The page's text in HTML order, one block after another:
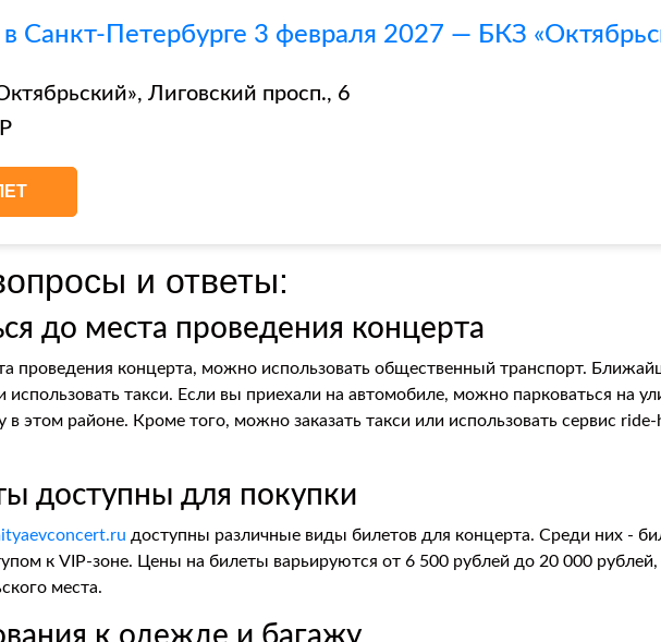
Санкт-Петербурге 3 февраля 2027 — БКЗ
Лиговский просп., 6
и ответы:
до места проведения концерта
проведения концерта, можно использовать общественный транспорт.
такси. Если вы приехали на автомобиле, можно парковаться на
в этом районе. Кроме того, можно заказать такси или использовать сервис
доступны для покупки
доступны различные виды билетов для концерта. Среди них -
к VIP-зоне. Цены на билеты варьируются от 6 500 рублей до 20 000 рублей,
места.
к одежде и багажу